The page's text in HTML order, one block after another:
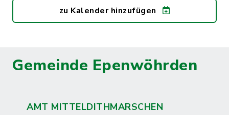
zu Kalender hinzufügen
Gemeinde Epenwöhrden
AMT MITTELDITHMARSCHEN